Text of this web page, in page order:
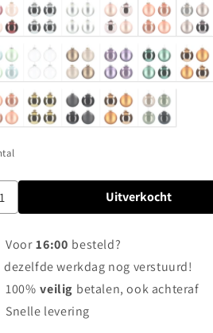
Uitverkocht
Voor 16:00 besteld?
dezelfde werkdag nog verstuurd!
100% veilig betalen, ook achteraf
Snelle levering